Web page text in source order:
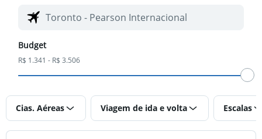
Budget
R$ 1.341 - R$ 3.506
Cias. Aéreas Viagem de ida e volta Escalas